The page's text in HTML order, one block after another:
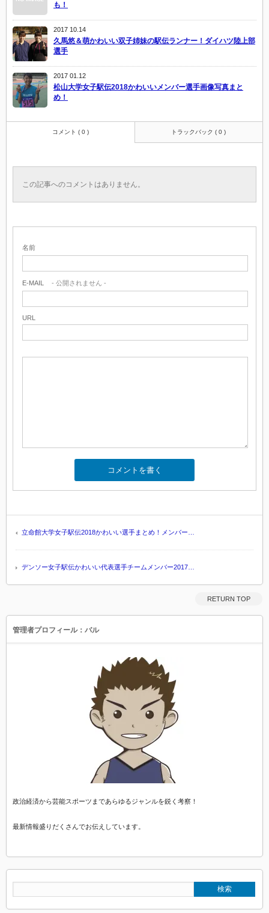
も！
2017 10.14
久馬悠＆萌かわいい双子姉妹の駅伝ランナー！ダイハツ陸上部
選手
2017 01.12
松山大学女子駅伝2018かわいいメンバー選手画像写真まと
め！
コメント ( 0 ) トラックバック ( 0 )
この記事へのコメントはありません。
名前
E-MAIL - 公開されません -
URL
立命館大学女子駅伝2018かわいい選手まとめ！メンバー…
デンソー女子駅伝かわいい代表選手チームメンバー2017…
RETURN TOP
管理者プロフィール：バル
政治経済から芸能スポーツまであらゆるジャンルを鋭く考察！
最新情報盛りだくさんでお伝えしています。